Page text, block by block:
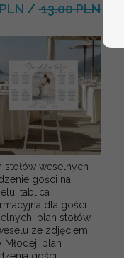
/13.00 PLN
stołów weselnych
gości na
tablica
dla gości
plan stołów
ze zdjęciem
Młodej, plan